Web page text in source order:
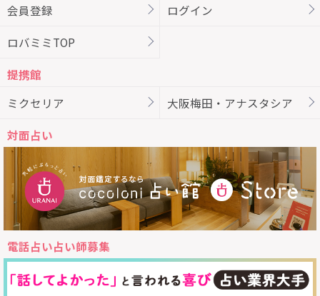
会員登録 ログイン
ロバミミTOP
提携館
ミクセリア
大阪梅田・アナスタシア
対面占い
電話占い占い師募集